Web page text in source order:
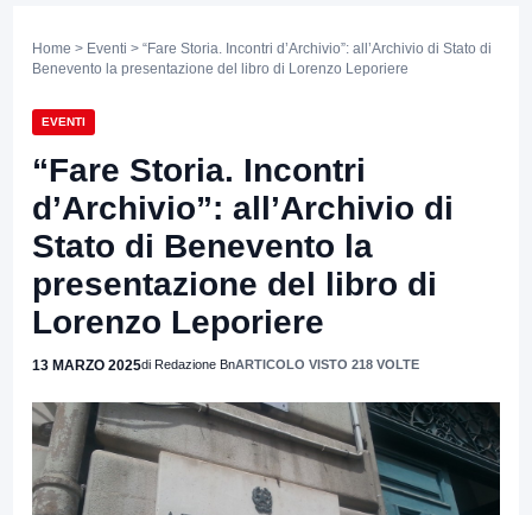
Home > Eventi > “Fare Storia. Incontri d’Archivio”: all’Archivio di Stato di
Benevento la presentazione del libro di Lorenzo Leporiere
EVENTI
“Fare Storia. Incontri
d’Archivio”: all’Archivio di
Stato di Benevento la
presentazione del libro di
Lorenzo Leporiere
13 MARZO 2025di Redazione BnARTICOLO VISTO 218 VOLTE